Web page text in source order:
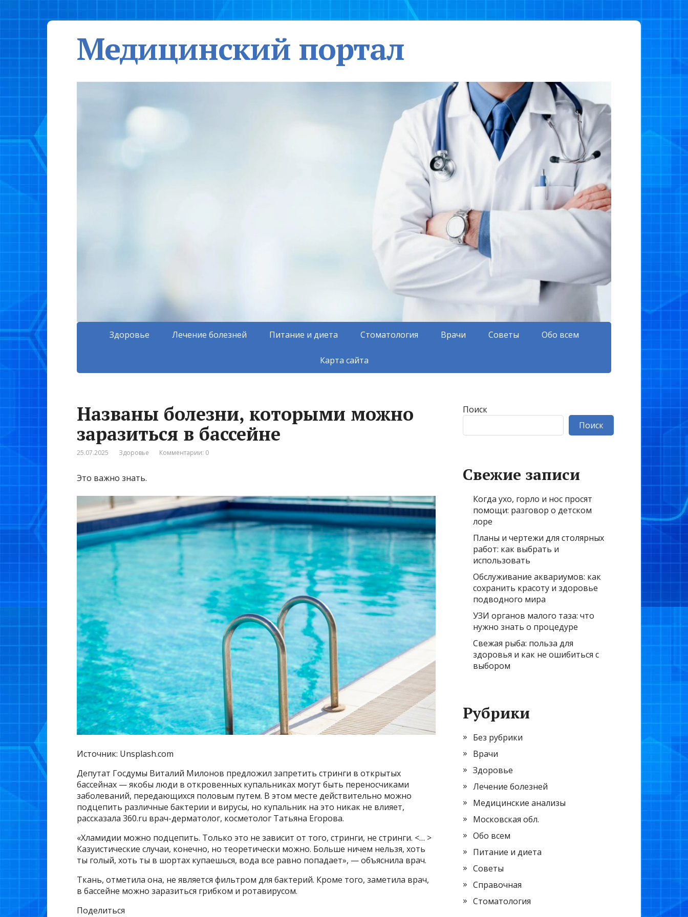
Медицинский портал
Здоровье Лечение болезней Питание и диета Стоматология Врачи Советы Обо всем
Карта сайта
Названы болезни, которыми можно
заразиться в бассейне
25.07.2025 Здоровье Комментарии: 0
Это важно знать.
Источник: Unsplash.com
Депутат Госдумы Виталий Милонов предложил запретить стринги в открытых
бассейнах — якобы люди в откровенных купальниках могут быть переносчиками
заболеваний, передающихся половым путем. В этом месте действительно можно
подцепить различные бактерии и вирусы, но купальник на это никак не влияет,
рассказала 360.ru врач-дерматолог, косметолог Татьяна Егорова.
«Хламидии можно подцепить. Только это не зависит от того, стринги, не стринги. <… >
Казуистические случаи, конечно, но теоретически можно. Больше ничем нельзя, хоть
ты голый, хоть ты в шортах купаешься, вода все равно попадает», — объяснила врач.
Ткань, отметила она, не является фильтром для бактерий. Кроме того, заметила врач,
в бассейне можно заразиться грибком и ротавирусом.
Поделиться
Поиск
Поиск
Свежие записи
Когда ухо, горло и нос просят
помощи: разговор о детском
лоре
Планы и чертежи для столярных
работ: как выбрать и
использовать
Обслуживание аквариумов: как
сохранить красоту и здоровье
подводного мира
УЗИ органов малого таза: что
нужно знать о процедуре
Свежая рыба: польза для
здоровья и как не ошибиться с
выбором
Рубрики
Без рубрики
Врачи
Здоровье
Лечение болезней
Медицинские анализы
Московская обл.
Обо всем
Питание и диета
Советы
Справочная
Стоматология